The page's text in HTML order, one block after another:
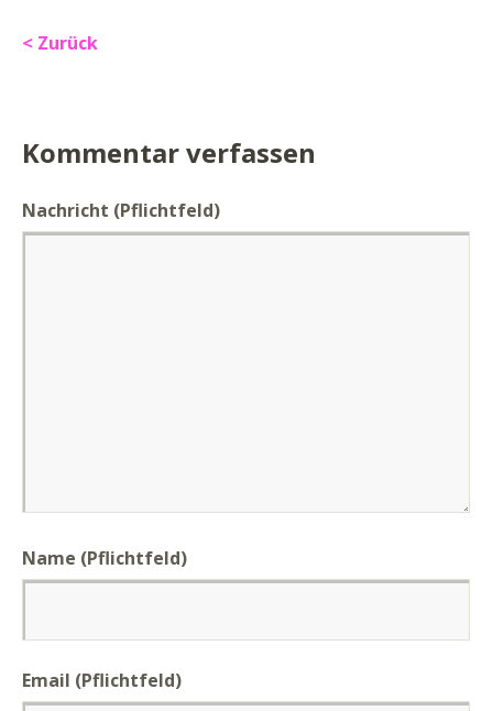
< Zurück
Kommentar verfassen
Nachricht (Pflichtfeld)
Name (Pflichtfeld)
Email (Pflichtfeld)